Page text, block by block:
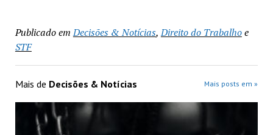
Publicado em Decisões & Notícias,Direito do Trabalhoe
STF
Mais de Decisões & Notícias Mais posts em »